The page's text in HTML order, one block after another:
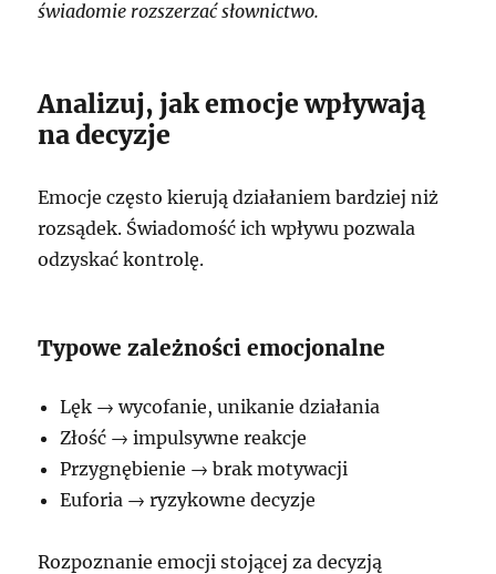
świadomie rozszerzać słownictwo.
Analizuj, jak emocje wpływają
na decyzje
Emocje często kierują działaniem bardziej niż
rozsądek. Świadomość ich wpływu pozwala
odzyskać kontrolę.
Typowe zależności emocjonalne
Lęk → wycofanie, unikanie działania
Złość → impulsywne reakcje
Przygnębienie → brak motywacji
Euforia → ryzykowne decyzje
Rozpoznanie emocji stojącej za decyzją